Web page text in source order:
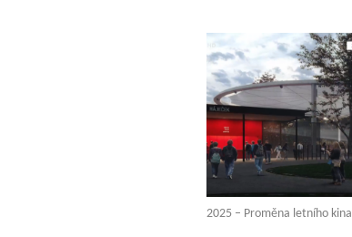
2025 – Proměna letního kina